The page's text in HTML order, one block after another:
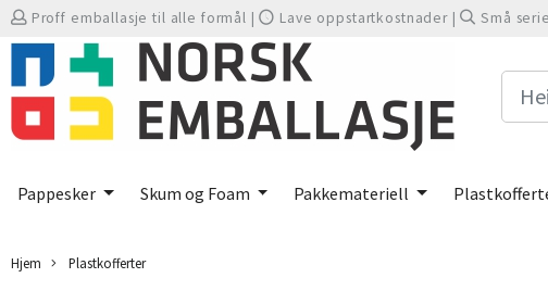
Proff emballasje til alle formål | Lave oppstartkostnader | Små
Pappesker Skum og Foam Pakkemateriell
Hjem Plastkofferter